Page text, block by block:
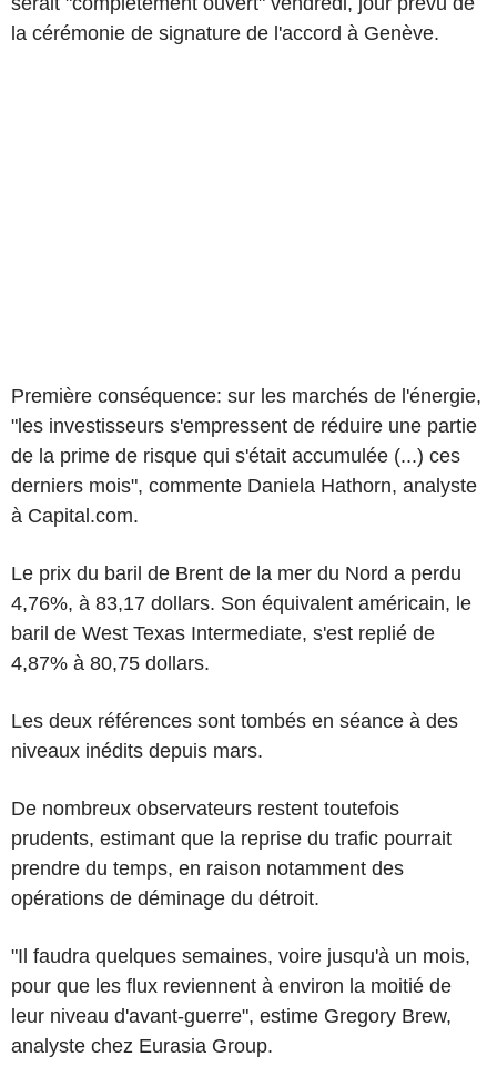
la cérémonie de signature de l'accord à Genève.
Première conséquence: sur les marchés de l'énergie,
"les investisseurs s'empressent de réduire une partie
de la prime de risque qui s'était accumulée (...) ces
derniers mois", commente Daniela Hathorn, analyste
à Capital.com.
Le prix du baril de Brent de la mer du Nord a perdu
4,76%, à 83,17 dollars. Son équivalent américain, le
baril de West Texas Intermediate, s'est replié de
4,87% à 80,75 dollars.
Les deux références sont tombés en séance à des
niveaux inédits depuis mars.
De nombreux observateurs restent toutefois
prudents, estimant que la reprise du trafic pourrait
prendre du temps, en raison notamment des
opérations de déminage du détroit.
"Il faudra quelques semaines, voire jusqu'à un mois,
pour que les flux reviennent à environ la moitié de
leur niveau d'avant-guerre", estime Gregory Brew,
analyste chez Eurasia Group.